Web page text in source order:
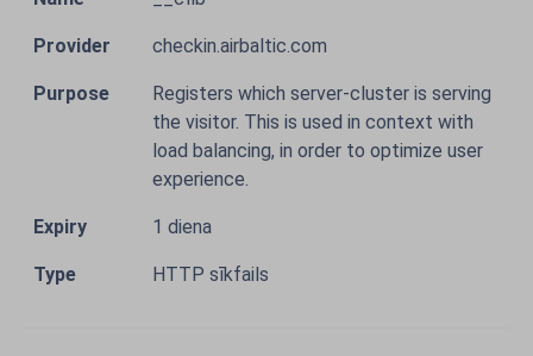
checkin.airbaltic.com
Registers which server-cluster is serving
the visitor. This is used in context with
load balancing, in order to optimize user
experience.
1 diena
HTTP sīkfails